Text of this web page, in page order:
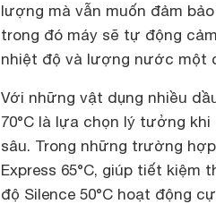
lượng mà vẫn muốn đảm
trong đó máy sẽ tự động
nhiệt độ và lượng nước một
Với những vật dụng nhiều
70°C là lựa chọn lý tưởng
sâu. Trong những trường
Express 65°C, giúp tiết kiệm
độ Silence 50°C hoạt động